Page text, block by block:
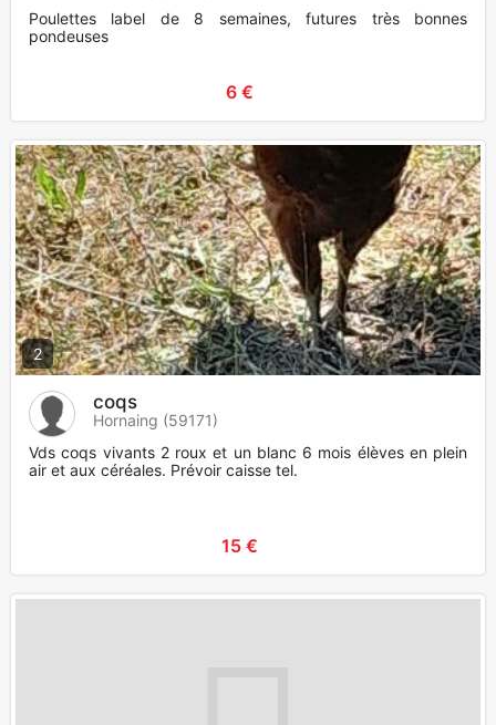
Poulettes label de 8 semaines, futures très bonnes
pondeuses
6 €
2
coqs
Hornaing (59171)
Vds coqs vivants 2 roux et un blanc 6 mois élèves en plein
air et aux céréales. Prévoir caisse tel.
15 €